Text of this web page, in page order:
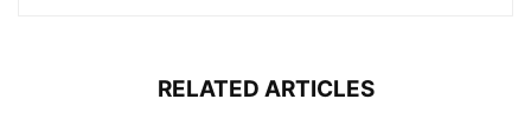
RELATED ARTICLES